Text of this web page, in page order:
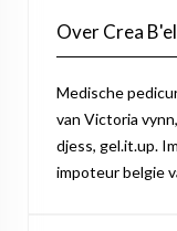
Over Crea
Medische
van Victoria
djess, gel.it.up.
impoteur belgie